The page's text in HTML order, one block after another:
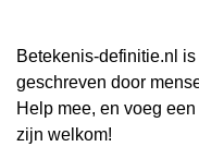
Betekenis-definitie.nl
geschreven door
Help mee, en voeg
zijn welkom!